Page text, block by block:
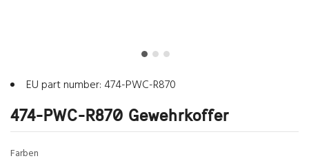
EU part number: 474-PWC-R870
474-PWC-R870 Gewehrkoffer
Farben